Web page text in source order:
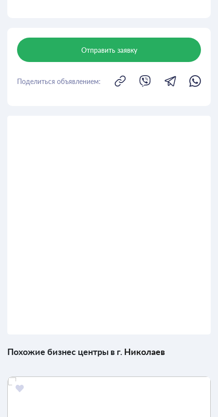
Отправить заявку
Поделиться объявлением:
Похожие бизнес центры в г. Николаев